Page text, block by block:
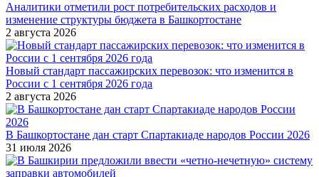
Аналитики отметили рост потребительских расходов и
изменение структуры бюджета в Башкортостане
2 августа 2026
Новый стандарт пассажирских перевозок: что изменится в
России с 1 сентября 2026 года
2 августа 2026
В Башкортостане дан старт Спартакиаде народов России 2026
31 июля 2026